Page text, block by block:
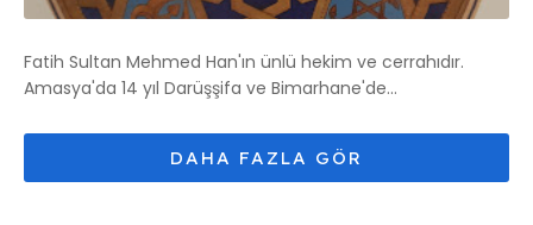
Fatih Sultan Mehmed Han'ın ünlü hekim ve cerrahıdır.
Amasya'da 14 yıl Darüşşifa ve Bimarhane'de...